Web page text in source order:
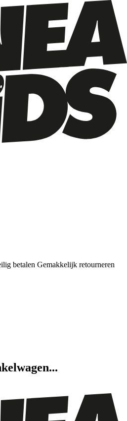
betalen Gemakkelijk retourneren